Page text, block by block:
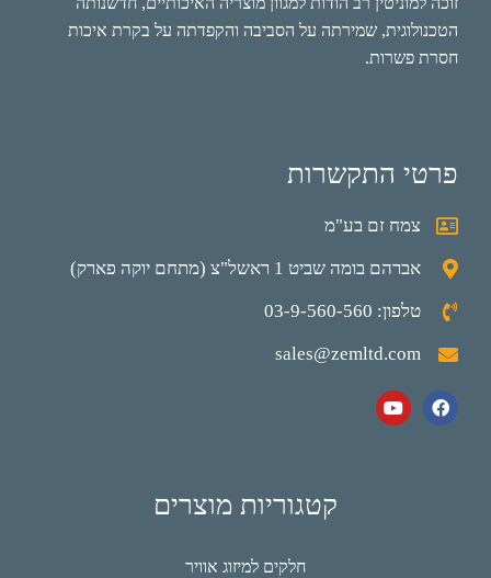
הטכנולוגית, שמירתה על הסביבה והקפדתה על בקרת איכות
חסרת פשרות.
פרטי התקשרות
צמח זם בע"מ
אברהם בומה שביט 1 ראשל"צ (מתחם יוקה פארק)
טלפון: 03-9-560-560
sales@zemltd.com
קטגוריות מוצרים
חלקים למיזוג אוויר